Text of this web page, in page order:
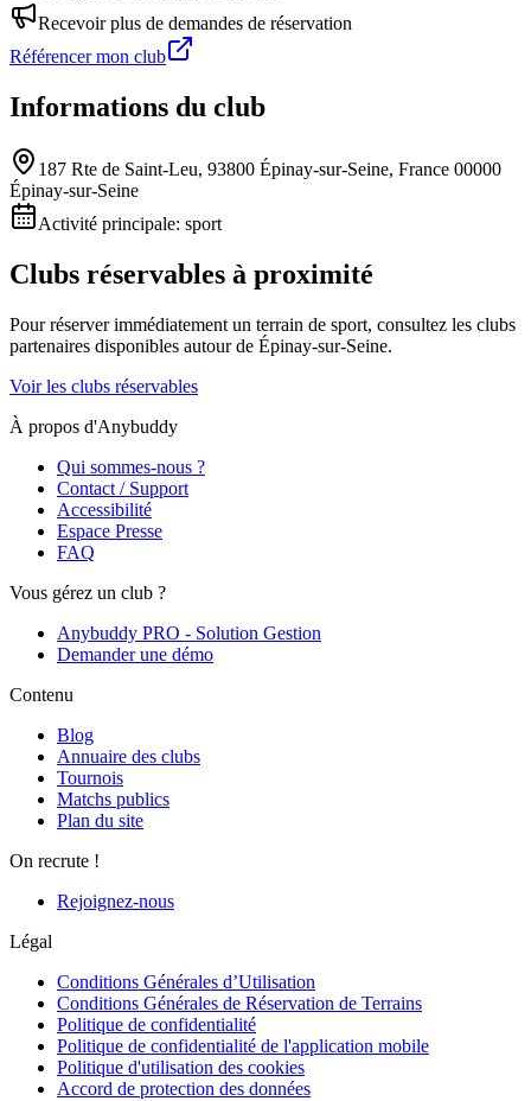
Recevoir plus de demandes de réservation
Référencer mon club
Informations du club
187 Rte de Saint-Leu, 93800 Épinay-sur-Seine, France 00000
Épinay-sur-Seine
Activité principale: sport
Clubs réservables à proximité
Pour réserver immédiatement un terrain de sport, consultez les clubs
partenaires disponibles autour de Épinay-sur-Seine.
Voir les clubs réservables
À propos d'Anybuddy
Qui sommes-nous ?
Contact / Support
Accessibilité
Espace Presse
FAQ
Vous gérez un club ?
Anybuddy PRO - Solution Gestion
Demander une démo
Contenu
Blog
Annuaire des clubs
Tournois
Matchs publics
Plan du site
On recrute !
Rejoignez-nous
Légal
Conditions Générales d’Utilisation
Conditions Générales de Réservation de Terrains
Politique de confidentialité
Politique de confidentialité de l'application mobile
Politique d'utilisation des cookies
Accord de protection des données